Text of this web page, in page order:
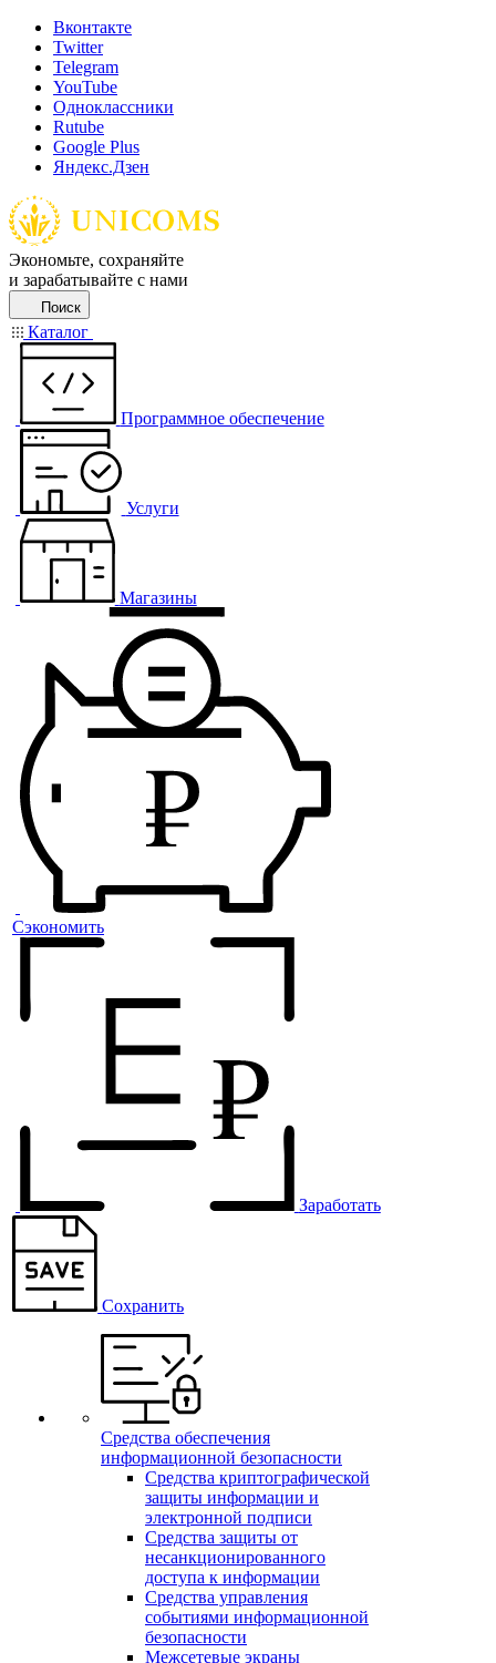
Вконтакте
Twitter
Telegram
YouTube
Одноклассники
Rutube
Google Plus
Яндекс.Дзен
Экономьте, сохраняйте
и зарабатывайте с нами
Поиск
Каталог
Программное обеспечение
Услуги
Магазины
Сэкономить
Заработать
Сохранить
Средства обеспечения
информационной безопасности
Средства криптографической
защиты информации и
электронной подписи
Средства защиты от
несанкционированного
доступа к информации
Средства управления
событиями информационной
безопасности
Межсетевые экраны